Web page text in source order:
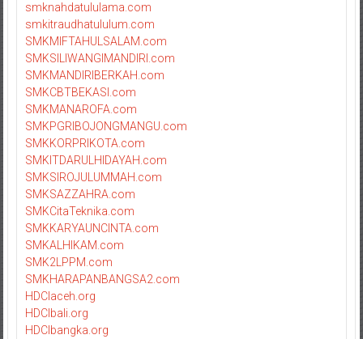
smknahdatululama.com
smkitraudhatululum.com
SMKMIFTAHULSALAM.com
SMKSILIWANGIMANDIRI.com
SMKMANDIRIBERKAH.com
SMKCBTBEKASI.com
SMKMANAROFA.com
SMKPGRIBOJONGMANGU.com
SMKKORPRIKOTA.com
SMKITDARULHIDAYAH.com
SMKSIROJULUMMAH.com
SMKSAZZAHRA.com
SMKCitaTeknika.com
SMKKARYAUNCINTA.com
SMKALHIKAM.com
SMK2LPPM.com
SMKHARAPANBANGSA2.com
HDCIaceh.org
HDCIbali.org
HDCIbangka.org